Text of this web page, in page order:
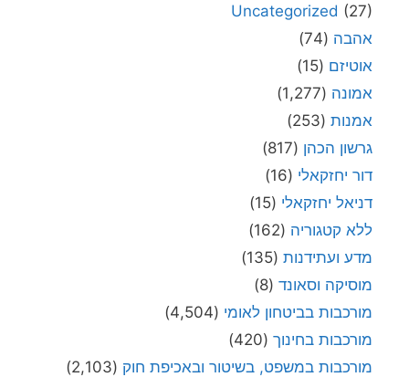
Uncategorized (27)
אהבה (74)
אוטיזם (15)
אמונה (1,277)
אמנות (253)
גרשון הכהן (817)
דור יחזקאלי (16)
דניאל יחזקאלי (15)
ללא קטגוריה (162)
מדע ועתידנות (135)
מוסיקה וסאונד (8)
מורכבות בביטחון לאומי (4,504)
מורכבות בחינוך (420)
מורכבות במשפט, בשיטור ובאכיפת חוק (2,103)